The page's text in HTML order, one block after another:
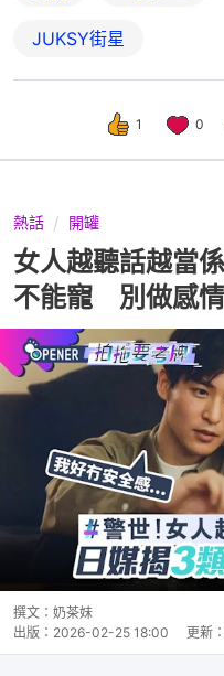
JUKSY街星
1 0
熱話 開罐
女人越聽話越當
不能寵 別做感
撰文： 奶茶妹
出版： 2026-02-25 18:00 更新：